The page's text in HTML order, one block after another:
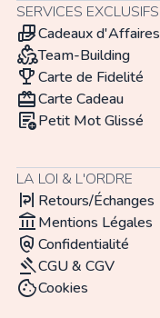
SERVICES EXCLUSIFS
hand_packageCadeaux d'Affaires
diversity_2Team-Building
trophyCarte de Fidelité
redeemCarte Cadeau
add_notesPetit Mot Glissé
LA LOI & L'ORDRE
format_text_wrap Retours/Échanges
account_balanceMentions Légales
policy Confidentialité
gavelCGU & CGV
cookieCookies